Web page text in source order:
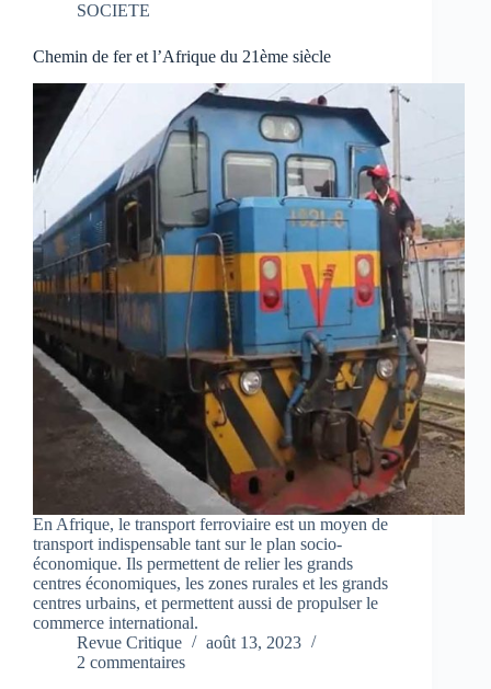
SOCIETE
Chemin de fer et l’Afrique du 21ème siècle
En Afrique, le transport ferroviaire est un moyen de
transport indispensable tant sur le plan socio-
économique. Ils permettent de relier les grands
centres économiques, les zones rurales et les grands
centres urbains, et permettent aussi de propulser le
commerce international.
Revue Critique
août 13, 2023
2 commentaires